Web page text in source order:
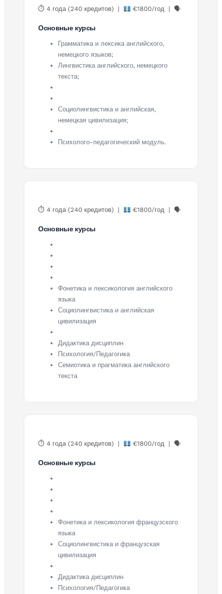
⏱ 4 года (240 кредитов) | €1800/год | 🗣
Основные курсы
Грамматика и лексика английского,
немецкого языков;
Лингвистика английского, немецкого
текста;
Социолингвистика и английская,
немецкая цивилизация;
Психолого-педагогический модуль.
⏱ 4 года (240 кредитов) | €1800/год | 🗣
Основные курсы
Фонетика и лексикология английского
языка
Социолингвистика и английская
цивилизация
Дидактика дисциплин
Психология/Педагогика
Семиотика и прагматика английского
текста
⏱ 4 года (240 кредитов) | €1800/год | 🗣
Основные курсы
Фонетика и лексикология французского
языка
Социолингвистика и французская
цивилизация
Дидактика дисциплин
Психология/Педагогика